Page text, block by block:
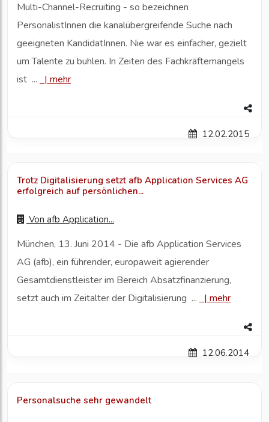
Multi-Channel-Recruiting - so bezeichnen
PersonalistInnen die kanalübergreifende Suche nach
geeigneten KandidatInnen. Nie war es einfacher, gezielt
um Talente zu buhlen. In Zeiten des Fachkräftemangels
ist ...
| mehr
12.02.2015
Trotz Digitalisierung setzt afb Application Services AG
erfolgreich auf persönlichen...
Von afb Application...
München, 13. Juni 2014 - Die afb Application Services
AG (afb), ein führender, europaweit agierender
Gesamtdienstleister im Bereich Absatzfinanzierung,
setzt auch im Zeitalter der Digitalisierung ...
| mehr
12.06.2014
Personalsuche sehr gewandelt